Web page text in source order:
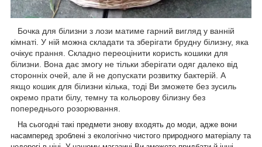
Бочка для білизни з лози матиме гарний вигляд у ванній
кімнаті. У ній можна складати та зберігати брудну білизну, яка
очікує прання. Складно переоцінити користь кошики для
білизни. Вона дає змогу не тільки зберігати одяг далеко від
сторонніх очей, але й не допускати розвитку бактерій. А
якщо кошик для білизни кілька, тоді Ви зможете без зусиль
окремо прати білу, темну та кольорову білизну без
попереднього розорювання.
На сьогодні такі предмети знову входять до моди, адже вони
насамперед зроблені з екологічно чистого природного матеріалу та